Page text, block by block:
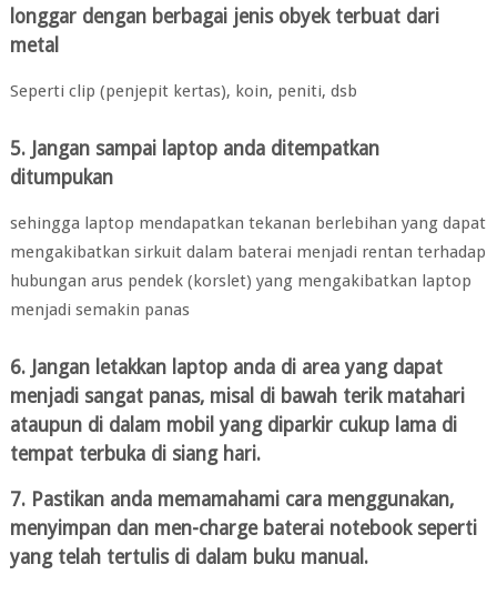
longgar dengan berbagai jenis obyek terbuat dari
metal
Seperti clip (penjepit kertas), koin, peniti, dsb
5. Jangan sampai laptop anda ditempatkan
ditumpukan
sehingga laptop mendapatkan tekanan berlebihan yang dapat
mengakibatkan sirkuit dalam baterai menjadi rentan terhadap
hubungan arus pendek (korslet) yang mengakibatkan laptop
menjadi semakin panas
6. Jangan letakkan laptop anda di area yang dapat
menjadi sangat panas, misal di bawah terik matahari
ataupun di dalam mobil yang diparkir cukup lama di
tempat terbuka di siang hari.
7. Pastikan anda memamahami cara menggunakan,
menyimpan dan men-charge baterai notebook seperti
yang telah tertulis di dalam buku manual.